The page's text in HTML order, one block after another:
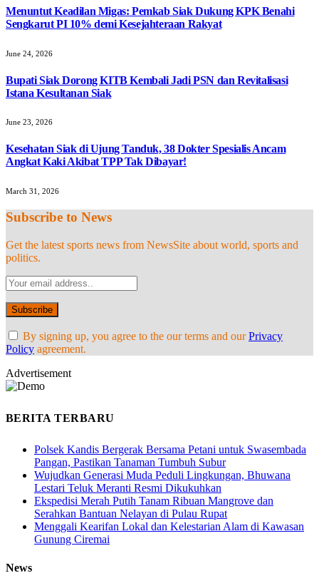
Menuntut Keadilan Migas: Pemkab Siak Dukung KPK Benahi
Sengkarut PI 10% demi Kesejahteraan Rakyat
June 24, 2026
Bupati Siak Dorong KITB Kembali Jadi PSN dan Revitalisasi
Istana Kesultanan Siak
June 23, 2026
Kesehatan Siak di Ujung Tanduk, 38 Dokter Spesialis Ancam
Angkat Kaki Akibat TPP Tak Dibayar!
March 31, 2026
Subscribe to News
Get the latest sports news from NewsSite about world, sports and
politics.
By signing up, you agree to the our terms and ourPrivacy
Policy agreement.
Advertisement
BERITA TERBARU
Polsek Kandis Bergerak Bersama Petani untuk Swasembada
Pangan, Pastikan Tanaman Tumbuh Subur
Wujudkan Generasi Muda Peduli Lingkungan, Bhuwana
Lestari Teluk Meranti Resmi Dikukuhkan
Ekspedisi Merah Putih Tanam Ribuan Mangrove dan
Serahkan Bantuan Nelayan di Pulau Rupat
Menggali Kearifan Lokal dan Kelestarian Alam di Kawasan
Gunung Ciremai
News